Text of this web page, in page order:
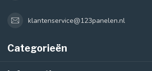
klantenservice@123panelen.nl
Categorieën